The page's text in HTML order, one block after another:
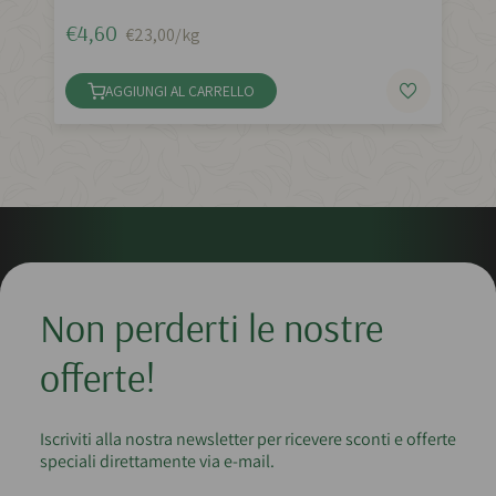
€4,60 €23,00/kg
AGGIUNGI AL CARRELLO
Non perderti le nostre
offerte!
Iscriviti alla nostra newsletter per ricevere sconti e offerte
speciali direttamente via e-mail.